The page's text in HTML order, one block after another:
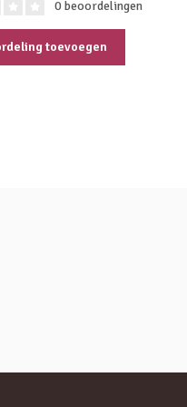
0 beoordelingen
toevoegen